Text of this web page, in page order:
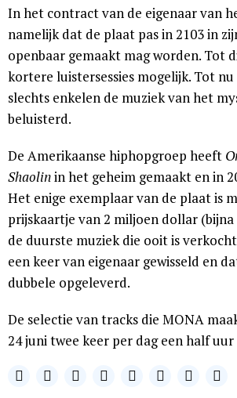
In het contract van de eigenaar van
namelijk dat de plaat pas in 2103 in
openbaar gemaakt mag worden. Tot
kortere luistersessies mogelijk. Tot
slechts enkelen de muziek van het
beluisterd.
De Amerikaanse hiphopgroep heeft
Shaolinin het geheim gemaakt en in
Het enige exemplaar van de plaat is
prijskaartje van 2 miljoen dollar
de duurste muziek die ooit is
een keer van eigenaar gewisseld en
dubbele opgeleverd.
De selectie van tracks die MONA
24 juni twee keer per dag een half